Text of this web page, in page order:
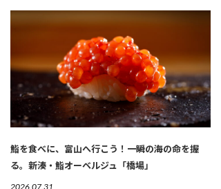
鮨を食べに、富山へ行こう！一瞬の海の命を握
る。新湊・鮨オーベルジュ「橋場」
2026.07.31